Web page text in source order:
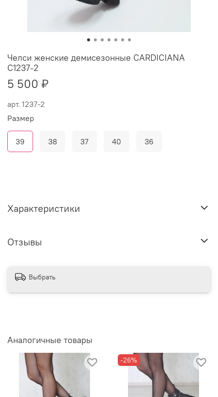
арт. 1237-2
Челси женские демисезонные CARDICIANA
C1237-2
5 500 ₽
Размер
39 38 37 40 36
Характеристики
Отзывы
Выбрать
Аналогичные товары
-26%